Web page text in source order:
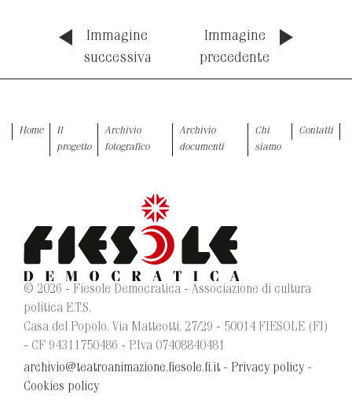
Immagine
successiva
Immagine
precedente
Home
Il
progetto
Archivio
fotografico
Archivio
documenti
Chi
siamo
Contatti
© 2026 - Fiesole Democratica - Associazione di cultura
politica E.T.S.
Casa del Popolo, Via Matteotti, 27/29 - 50014 FIESOLE (FI)
- CF 94311750486 - P.Iva 07408840481
archivio@teatroanimazione.fiesole.fi.it - Privacy policy -
Cookies policy